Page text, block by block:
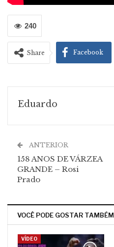
240
Share Facebook
Eduardo
ANTERIOR
158 ANOS DE VÁRZEA
GRANDE – Rosi
Prado
VOCÊ PODE GOSTAR TAMBÉM
VÍDEO